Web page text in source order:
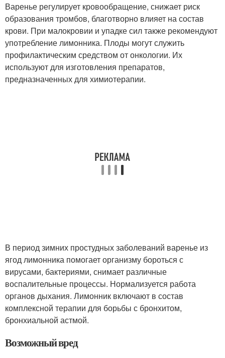
Варенье регулирует кровообращение, снижает риск
образования тромбов, благотворно влияет на состав
крови. При малокровии и упадке сил также рекомендуют
употребление лимонника. Плоды могут служить
профилактическим средством от онкологии. Их
используют для изготовления препаратов,
предназначенных для химиотерапии.
В период зимних простудных заболеваний варенье из
ягод лимонника помогает организму бороться с
вирусами, бактериями, снимает различные
воспалительные процессы. Нормализуется работа
органов дыхания. Лимонник включают в состав
комплексной терапии для борьбы с бронхитом,
бронхиальной астмой.
Возможный вред